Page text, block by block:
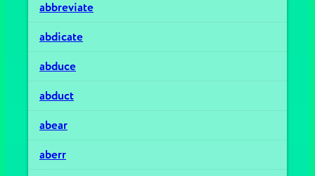
abbreviate
abdicate
abduce
abduct
abear
aberr